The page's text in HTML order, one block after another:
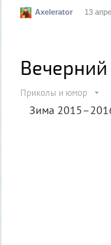
Axelerator 13
Приколы и юмор
Зима